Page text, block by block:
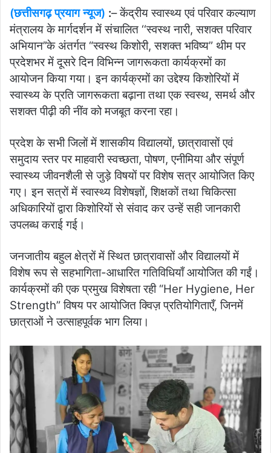
(छत्तीसगढ़ प्रयाग न्यूज) :–केंद्रीय स्वास्थ्य एवं परिवार कल्याण
मंत्रालय के मार्गदर्शन में संचालित ‘‘स्वस्थ नारी, सशक्त परिवार
अभियान’’के अंतर्गत “स्वस्थ किशोरी, सशक्त भविष्य” थीम पर
प्रदेशभर में दूसरे दिन विभिन्न जागरूकता कार्यक्रमों का
आयोजन किया गया। इन कार्यक्रमों का उद्देश्य किशोरियों में
स्वास्थ्य के प्रति जागरूकता बढ़ाना तथा एक स्वस्थ, समर्थ और
सशक्त पीढ़ी की नींव को मजबूत करना रहा।
प्रदेश के सभी जिलों में शासकीय विद्यालयों, छात्रावासों एवं
समुदाय स्तर पर माहवारी स्वच्छता, पोषण, एनीमिया और संपूर्ण
स्वास्थ्य जीवनशैली से जुड़े विषयों पर विशेष सत्र आयोजित किए
गए। इन सत्रों में स्वास्थ्य विशेषज्ञों, शिक्षकों तथा चिकित्सा
अधिकारियों द्वारा किशोरियों से संवाद कर उन्हें सही जानकारी
उपलब्ध कराई गई।
जनजातीय बहुल क्षेत्रों में स्थित छात्रावासों और विद्यालयों में
विशेष रूप से सहभागिता-आधारित गतिविधियाँ आयोजित की गईं।
कार्यक्रमों की एक प्रमुख विशेषता रही “Her Hygiene, Her
Strength” विषय पर आयोजित क्विज़ प्रतियोगिताएँ, जिनमें
छात्राओं ने उत्साहपूर्वक भाग लिया।